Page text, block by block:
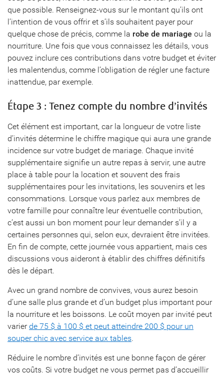
que possible. Renseignez-vous sur le montant qu’ils ont
l’intention de vous offrir et s’ils souhaitent payer pour
quelque chose de précis, comme la robe de mariage ou la
nourriture. Une fois que vous connaissez les détails, vous
pouvez inclure ces contributions dans votre budget et éviter
les malentendus, comme l’obligation de régler une facture
inattendue, par exemple.
Étape 3 : Tenez compte du nombre d’invités
Cet élément est important, car la longueur de votre liste
d’invités détermine le chiffre magique qui aura une grande
incidence sur votre budget de mariage. Chaque invité
supplémentaire signifie un autre repas à servir, une autre
place à table pour la location et souvent des frais
supplémentaires pour les invitations, les souvenirs et les
consommations. Lorsque vous parlez aux membres de
votre famille pour connaître leur éventuelle contribution,
c’est aussi un bon moment pour leur demander s’il y a
certaines personnes qui, selon eux, devraient être invitées.
En fin de compte, cette journée vous appartient, mais ces
discussions vous aideront à établir des chiffres définitifs
dès le départ.
Avec un grand nombre de convives, vous aurez besoin
d’une salle plus grande et d’un budget plus important pour
la nourriture et les boissons. Le coût moyen par invité peut
varierde 75 $ à 100 $ et peut atteindre 200 $ pour un
souper chic avec service aux tables.
Réduire le nombre d’invités est une bonne façon de gérer
vos coûts. Si votre budget ne vous permet pas d’accueillir